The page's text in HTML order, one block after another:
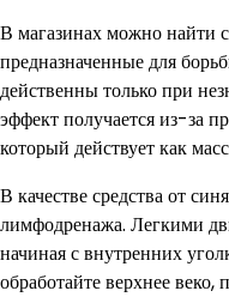
В магазинах можно найти
предназначенные для
действенны только при
эффект получается из-за
который действует как
В качестве средства от
лимфодренажа. Легкими
начиная с внутренних
обработайте верхнее веко,